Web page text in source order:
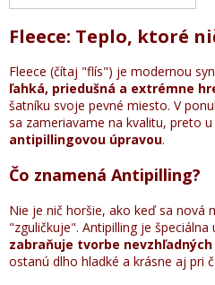
Fleece: Teplo, ktoré
Fleece (čítaj "flís") je modernou
ľahká, priedušná a extrémne
šatníku svoje pevné miesto. V
sa zameriavame na kvalitu, preto
antipillingovou úpravou.
Čo znamená Antipilling?
Nie je nič horšie, ako keď sa nová
"zguličkuje". Antipilling je špeciálna
zabraňuje tvorbe
ostanú dlho hladké a krásne aj pri